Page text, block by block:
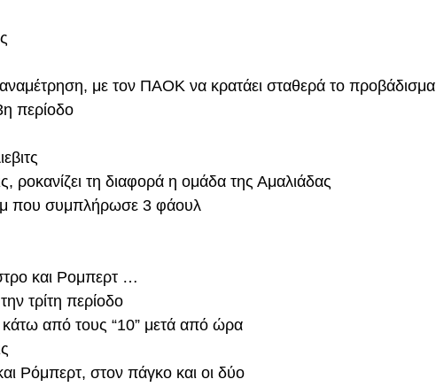
με τον ΠΑΟΚ να κρατάει σταθερά το προβάδισμα
περίοδο
ροκανίζει τη διαφορά η ομάδα της Αμαλιάδας
που συμπλήρωσε 3 φάουλ
και Ρομπερτ …
τρίτη περίοδο
κάτω από τους “10” μετά από ώρα
Ρόμπερτ, στον πάγκο και οι δύο